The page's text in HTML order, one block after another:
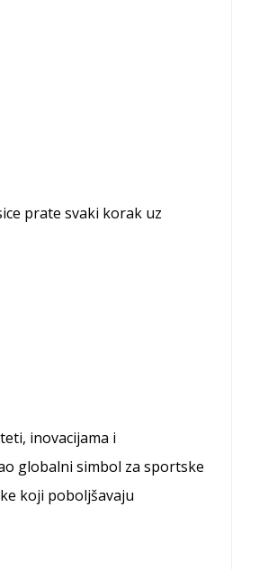
prate svaki korak uz
inovacijama i
globalni simbol za sportske
koji poboljšavaju